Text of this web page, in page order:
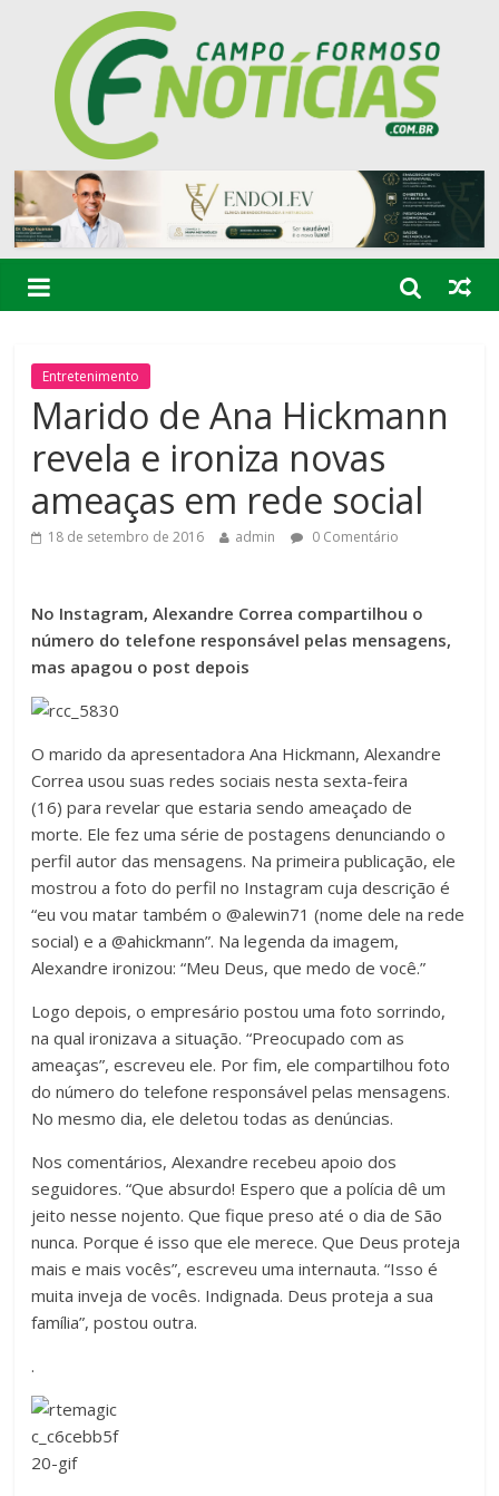
Entretenimento
Marido de Ana Hickmann
revela e ironiza novas
ameaças em rede social
18 de setembro de 2016 admin 0 Comentário
No Instagram, Alexandre Correa compartilhou o
número do telefone responsável pelas mensagens,
mas apagou o post depois
O marido da apresentadora Ana Hickmann, Alexandre
Correa usou suas redes sociais nesta sexta-feira
(16) para revelar que estaria sendo ameaçado de
morte. Ele fez uma série de postagens denunciando o
perfil autor das mensagens. Na primeira publicação, ele
mostrou a foto do perfil no Instagram cuja descrição é
“eu vou matar também o @alewin71 (nome dele na rede
social) e a @ahickmann”. Na legenda da imagem,
Alexandre ironizou: “Meu Deus, que medo de você.”
Logo depois, o empresário postou uma foto sorrindo,
na qual ironizava a situação. “Preocupado com as
ameaças”, escreveu ele. Por fim, ele compartilhou foto
do número do telefone responsável pelas mensagens.
No mesmo dia, ele deletou todas as denúncias.
Nos comentários, Alexandre recebeu apoio dos
seguidores. “Que absurdo! Espero que a polícia dê um
jeito nesse nojento. Que fique preso até o dia de São
nunca. Porque é isso que ele merece. Que Deus proteja
mais e mais vocês”, escreveu uma internauta. “Isso é
muita inveja de vocês. Indignada. Deus proteja a sua
família”, postou outra.
.